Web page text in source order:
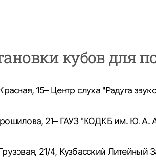
кубов для
15– Центр слуха "Радуга
21– ГАУЗ "КОДКБ им. Ю. А.
21/4, Кузбасский Литейный